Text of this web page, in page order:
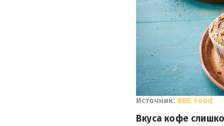
Источник: ВВС Food
Вкуса кофе